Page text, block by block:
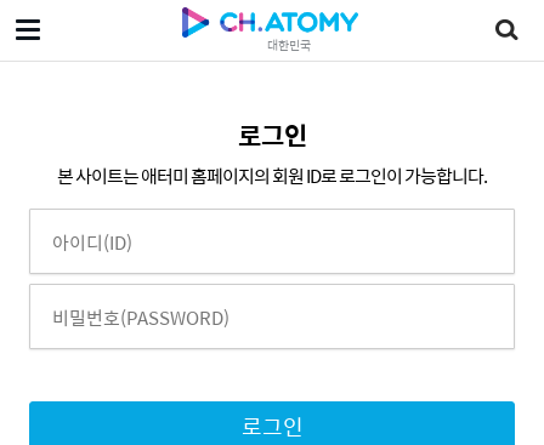
대한민국
로그인
본 사이트는 애터미 홈페이지의 회원 ID로 로그인이 가능합니다.
로그인